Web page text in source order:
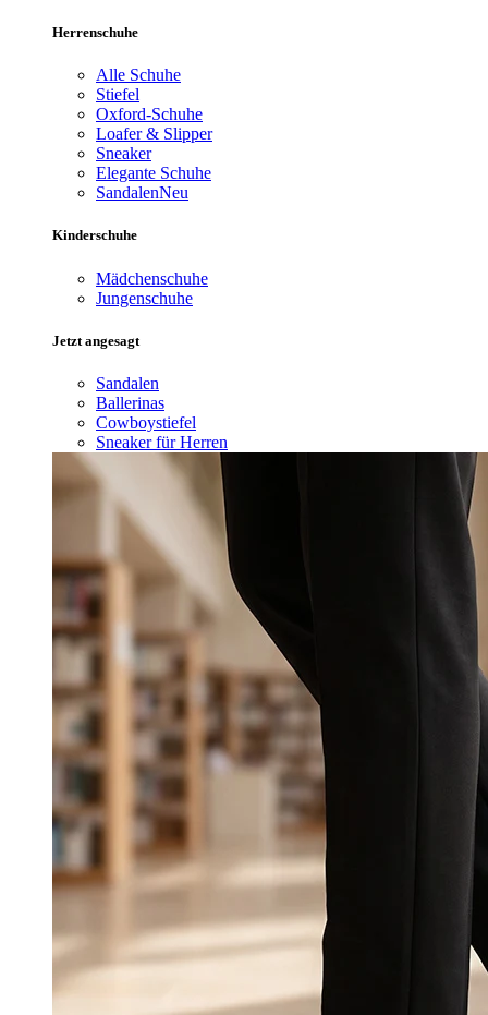
Herrenschuhe
Alle Schuhe
Stiefel
Oxford-Schuhe
Loafer & Slipper
Sneaker
Elegante Schuhe
SandalenNeu
Kinderschuhe
Mädchenschuhe
Jungenschuhe
Jetzt angesagt
Sandalen
Ballerinas
Cowboystiefel
Sneaker für Herren